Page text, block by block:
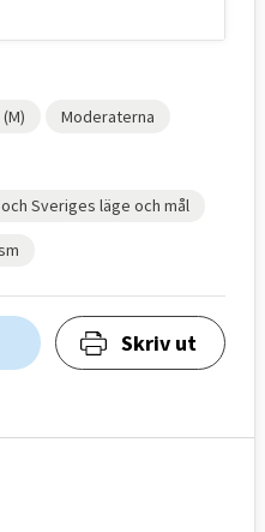
Moderaterna
Sveriges läge och mål
Skriv ut